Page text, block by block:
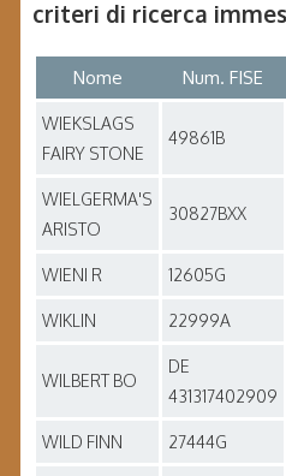
criteri di ricerca
Nome Num. FISE
WIEKSLAGS
FAIRY STONE
49861B
WIELGERMA'S
ARISTO
30827BXX
WIENI R 12605G
WIKLIN 22999A
WILBERT BO
DE
431317402909
WILD FINN 27444G